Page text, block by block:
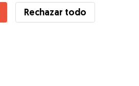
Rechazar todo